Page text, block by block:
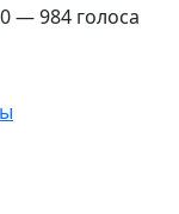
— 984 голоса